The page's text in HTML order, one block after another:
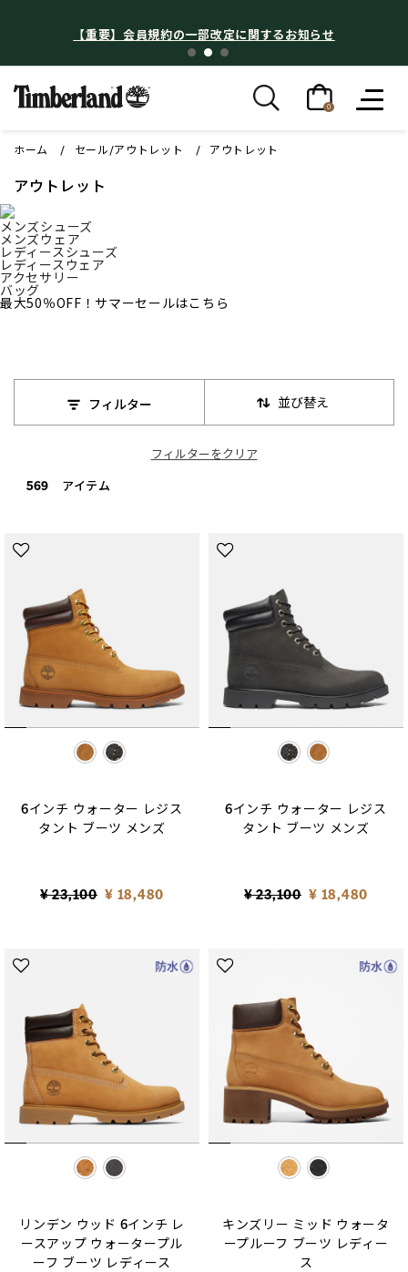
【重要】会員規約の一部改定に関するお知らせ
0
ホーム セール/アウトレット アウトレット
アウトレット
メンズシューズ
メンズウェア
レディースシューズ
レディースウェア
アクセサリー
バッグ
最大50％OFF！サマーセールはこちら
並び替え
フィルター
フィルターをクリア
569 アイテム
selected
6インチ ウォーター レジス
タント ブーツ メンズ
Price reduced from
¥ 23,100to¥ 18,480
selected
6インチ ウォーター レジス
タント ブーツ メンズ
Price reduced from
¥ 23,100to¥ 18,480
selected
リンデン ウッド 6インチ レ
ースアップ ウォータープル
ーフ ブーツ レディース
selected
キンズリー ミッド ウォータ
ープルーフ ブーツ レディー
ス